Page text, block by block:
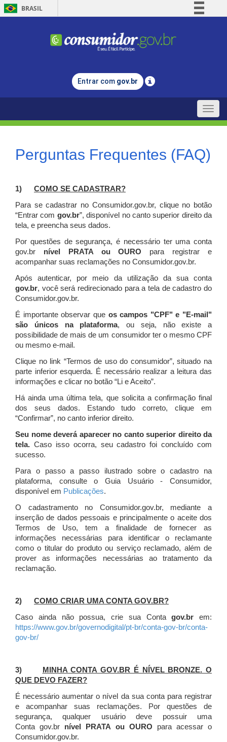
BRASIL
Comunica BR
Legislação
Entrar com gov.br
Toggle
Perguntas Frequentes (FAQ)
1) COMO SE CADASTRAR?
Para se cadastrar no Consumidor.gov.br, clique no botão
“Entrar com gov.br”, disponível no canto superior direito da
tela, e preencha seus dados.
Por questões de segurança, é necessário ter uma conta
gov.br nível PRATA ou OURO para registrar e
acompanhar suas reclamações no Consumidor.gov.br.
Após autenticar, por meio da utilização da sua conta
gov.br, você será redirecionado para a tela de cadastro do
Consumidor.gov.br.
É importante observar que os campos "CPF" e "E-mail"
são únicos na plataforma, ou seja, não existe a
possibilidade de mais de um consumidor ter o mesmo CPF
ou mesmo e-mail.
Clique no link “Termos de uso do consumidor”, situado na
parte inferior esquerda. É necessário realizar a leitura das
informações e clicar no botão “Li e Aceito”.
Há ainda uma última tela, que solicita a confirmação final
dos seus dados. Estando tudo correto, clique em
“Confirmar”, no canto inferior direito.
Seu nome deverá aparecer no canto superior direito da
tela. Caso isso ocorra, seu cadastro foi concluído com
sucesso.
Para o passo a passo ilustrado sobre o cadastro na
plataforma, consulte o Guia Usuário - Consumidor,
disponível em Publicações.
O cadastramento no Consumidor.gov.br, mediante a
inserção de dados pessoais e principalmente o aceite dos
Termos de Uso, tem a finalidade de fornecer as
informações necessárias para identificar o reclamante
como o titular do produto ou serviço reclamado, além de
prover as informações necessárias ao tratamento da
reclamação.
2) COMO CRIAR UMA CONTA GOV.BR?
Caso ainda não possua, crie sua Contagov.br em:
https://www.gov.br/governodigital/pt-br/conta-gov-br/conta-
gov-br/
3)
MINHA CONTA GOV.BR É NÍVEL BRONZE. O
QUE DEVO FAZER?
É necessário aumentar o nível da sua conta para registrar
e acompanhar suas reclamações. Por questões de
segurança, qualquer usuário deve possuir uma
Conta gov.br nível PRATA ou OURO para acessar o
Consumidor.gov.br.